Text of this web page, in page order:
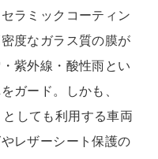
ラミックコーティン
度なガラス質の膜が
紫外線・酸性雨とい
ガード。しかも、
しても利用する車両
レザーシート保護の